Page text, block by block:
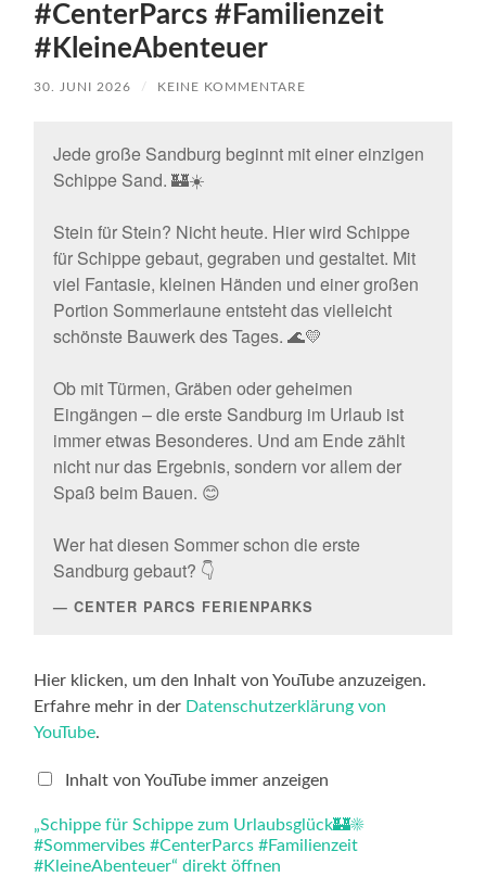
#CenterParcs #Familienzeit
#KleineAbenteuer
30. JUNI 2026 / KEINE KOMMENTARE
Jede große Sandburg beginnt mit einer einzigen
Schippe Sand. 🏰☀️
Stein für Stein? Nicht heute. Hier wird Schippe
für Schippe gebaut, gegraben und gestaltet. Mit
viel Fantasie, kleinen Händen und einer großen
Portion Sommerlaune entsteht das vielleicht
schönste Bauwerk des Tages. 🌊💛
Ob mit Türmen, Gräben oder geheimen
Eingängen – die erste Sandburg im Urlaub ist
immer etwas Besonderes. Und am Ende zählt
nicht nur das Ergebnis, sondern vor allem der
Spaß beim Bauen. 😊
Wer hat diesen Sommer schon die erste
Sandburg gebaut? 👇
CENTER PARCS FERIENPARKS
„Schippe
Schippe
zum
☀️
#CenterParcs
#Familienzeit
#KleineAbenteuer“
von
Hier klicken, um den Inhalt von YouTube anzuzeigen.
Erfahre mehr in der Datenschutzerklärung von
YouTube.
Inhalt von YouTube immer anzeigen
„Schippe für Schippe zum Urlaubsglück🏰☀️
#Sommervibes #CenterParcs #Familienzeit
#KleineAbenteuer“ direkt öffnen